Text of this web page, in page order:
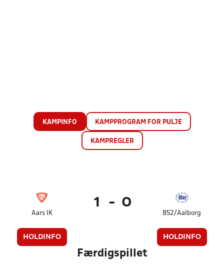
KAMPINFO KAMPPROGRAM FOR PULJE
KAMPREGLER
Aars IK
HOLDINFO
1 - 0
B52/Aalborg
HOLDINFO
Færdigspillet